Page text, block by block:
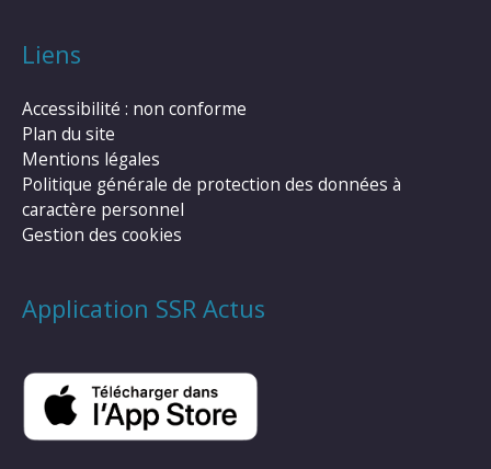
Liens
Accessibilité : non conforme
Plan du site
Mentions légales
Politique générale de protection des données à
caractère personnel
Gestion des cookies
Application SSR Actus